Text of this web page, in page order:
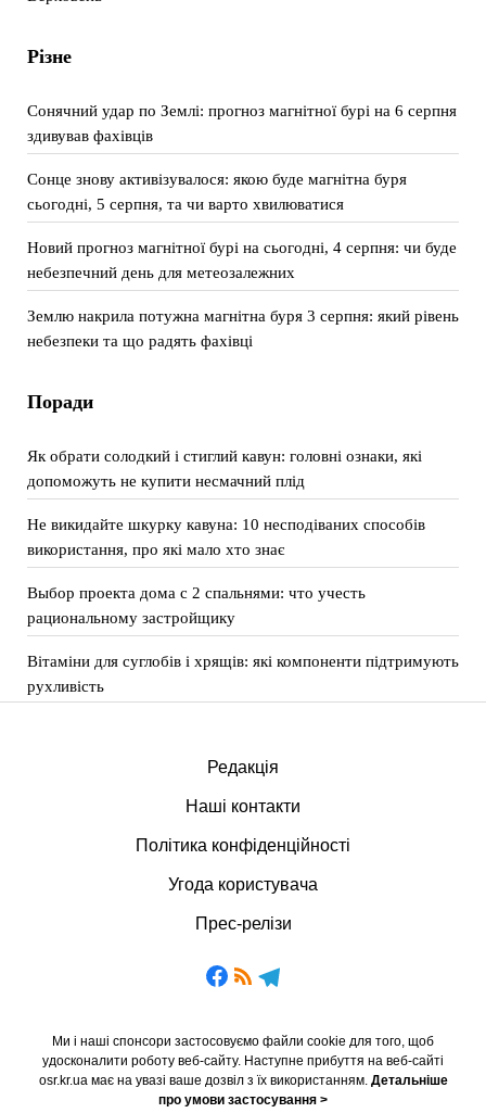
Різне
Сонячний удар по Землі: прогноз магнітної бурі на 6 серпня
здивував фахівців
Сонце знову активізувалося: якою буде магнітна буря
сьогодні, 5 серпня, та чи варто хвилюватися
Новий прогноз магнітної бурі на сьогодні, 4 серпня: чи буде
небезпечний день для метеозалежних
Землю накрила потужна магнітна буря 3 серпня: який рівень
небезпеки та що радять фахівці
Поради
Як обрати солодкий і стиглий кавун: головні ознаки, які
допоможуть не купити несмачний плід
Не викидайте шкурку кавуна: 10 несподіваних способів
використання, про які мало хто знає
Выбор проекта дома с 2 спальнями: что учесть
рациональному застройщику
Вітаміни для суглобів і хрящів: які компоненти підтримують
рухливість
Редакція
Наші контакти
Політика конфіденційності
Угода користувача
Прес-релізи
Ми і наші спонсори застосовуємо файли cookie для того, щоб
удосконалити роботу веб-сайту. Наступне прибуття на веб-сайті
osr.kr.ua має на увазі ваше дозвіл з їх використанням. Детальніше
про умови застосування >